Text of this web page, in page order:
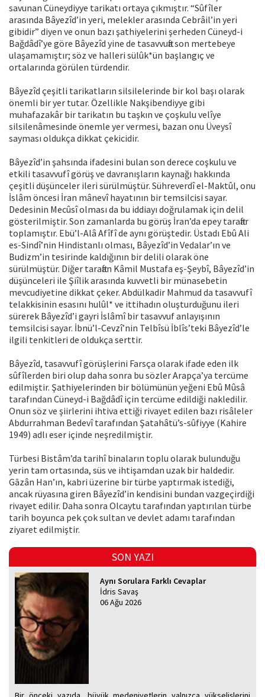
savunan Cüneydiyye tarikatı ortaya çıkmıştır. “Sûfîler
arasında Bâyezîd’in yeri, melekler arasında Cebrâil’in yeri
gibidir” diyen ve onun bazı şathiyelerini şerheden Cüneyd-i
Bağdâdî’ye göre Bâyezîd yine de tasavvufta son mertebeye
ulaşamamıştır; söz ve halleri sülûk*ün başlangıç ve
ortalarında görülen türdendir.
Bâyezîd çeşitli tarikatların silsilelerinde bir kol başı olarak
önemli bir yer tutar. Özellikle Nakşibendiyye gibi
muhafazakâr bir tarikatın bu taşkın ve çoşkulu velîye
silsilenâmesinde önemle yer vermesi, bazan onu Üveysî
sayması oldukça dikkat çekicidir.
Bâyezîd’in şahsında ifadesini bulan son derece coşkulu ve
etkili tasavvufî görüş ve davranışların kaynağı hakkında
çeşitli düşünceler ileri sürülmüştür. Sühreverdî el-Maktûl, onu
İslâm öncesi İran mânevî hayatının bir temsilcisi sayar.
Dedesinin Mecûsî olması da bu iddiayı doğrulamak için delil
gösterilmiştir. Son zamanlarda bu görüş İran’da epey taraftar
toplamıştır. Ebü’l-Alâ Afîfî de aynı görüştedir. Üstadı Ebû Ali
es-Sindî’nin Hindistanlı olması, Bâyezîd’in Vedalar’ın ve
Budizm’in tesirinde kaldığının bir delili olarak öne
sürülmüştür. Diğer taraftan Kâmil Mustafa eş-Şeybî, Bâyezîd’in
düşünceleri ile Şiîlik arasında kuvvetli bir münasebetin
mevcudiyetine dikkat çeker. Abdülkadir Mahmud da tasavvufî
telakkisinin esasını hulûl* ve ittihadın oluşturduğunu ileri
sürerek Bâyezîd’i gayri İslâmî bir tasavvuf anlayışının
temsilcisi sayar. İbnü’l-Cevzî’nin Telbîsü İblîs’teki Bâyezîd’le
ilgili tenkitleri de oldukça serttir.
Bâyezîd, tasavvufî görüşlerini Farsça olarak ifade eden ilk
sûfîlerden biri olup daha sonra bu sözler Arapça’ya tercüme
edilmiştir. Şathiyelerinden bir bölümünün yeğeni Ebû Mûsâ
tarafından Cüneyd-i Bağdâdî için tercüme edildiği nakledilir.
Onun söz ve şiirlerini ihtiva ettiği rivayet edilen bazı risâleler
Abdurrahman Bedevî tarafından Şatahâtü’s-sûfiyye (Kahire
1949) adlı eser içinde neşredilmiştir.
Türbesi Bistâm’da tarihî binaların toplu olarak bulunduğu
yerin tam ortasında, süs ve ihtişamdan uzak bir haldedir.
Gāzân Han’ın, kabri üzerine bir türbe yaptırmak istediği,
ancak rüyasına giren Bâyezîd’in kendisini bundan vazgeçirdiği
rivayet edilir. Daha sonra Olcaytu tarafından yaptırılan türbe
tarih boyunca pek çok sultan ve devlet adamı tarafından
ziyaret edilmiştir.
SON YAZI
Aynı Sorulara Farklı Cevaplar
İdris Savaş
06 Ağu 2026